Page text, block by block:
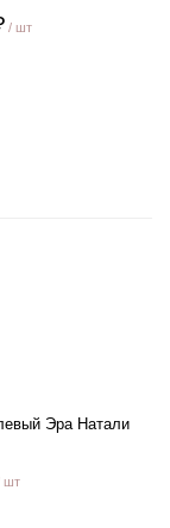
/ шт
Эра Натали
шт